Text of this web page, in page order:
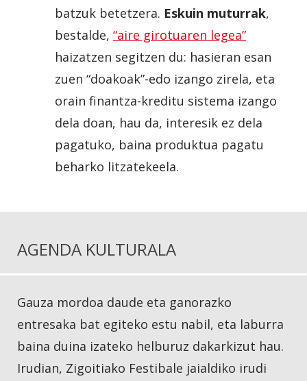
batzuk betetzera. Eskuin muturrak,
bestalde, “aire girotuaren legea”
haizatzen segitzen du: hasieran esan
zuen “doakoak”-edo izango zirela, eta
orain finantza-kreditu sistema izango
dela doan, hau da, interesik ez dela
pagatuko, baina produktua pagatu
beharko litzatekeela.
AGENDA KULTURALA
Gauza mordoa daude eta ganorazko
entresaka bat egiteko estu nabil, eta laburra
baina duina izateko helburuz dakarkizut hau.
Irudian, Zigoitiako Festibale jaialdiko irudi